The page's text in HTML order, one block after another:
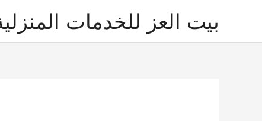
بيت العز للخدمات